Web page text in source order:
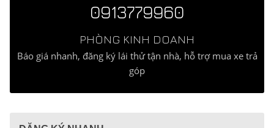
0913779960
PHÒNG KINH DOANH
Báo giá nhanh, đăng ký lái thử tận nhà, hỗ trợ mua xe trả
góp